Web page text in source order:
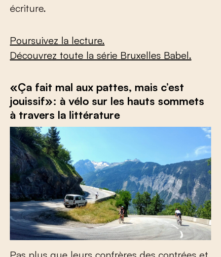
écriture.
Poursuivez la lecture.
Découvrez toute la série Bruxelles Babel.
«Ça fait mal aux pattes, mais c’est
jouissif»: à vélo sur les hauts sommets
à travers la littérature